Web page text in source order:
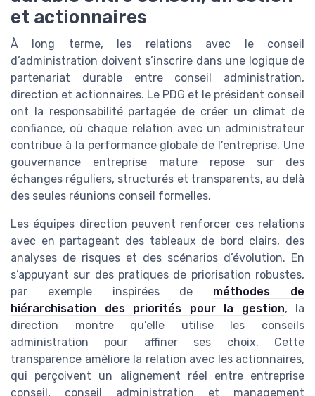
et actionnaires
À long terme, les relations avec le conseil
d’administration doivent s’inscrire dans une logique de
partenariat durable entre conseil administration,
direction et actionnaires. Le PDG et le président conseil
ont la responsabilité partagée de créer un climat de
confiance, où chaque relation avec un administrateur
contribue à la performance globale de l’entreprise. Une
gouvernance entreprise mature repose sur des
échanges réguliers, structurés et transparents, au delà
des seules réunions conseil formelles.
Les équipes direction peuvent renforcer ces relations
avec en partageant des tableaux de bord clairs, des
analyses de risques et des scénarios d’évolution. En
s’appuyant sur des pratiques de priorisation robustes,
par exemple inspirées de méthodes de
hiérarchisation des priorités pour la gestion, la
direction montre qu’elle utilise les conseils
administration pour affiner ses choix. Cette
transparence améliore la relation avec les actionnaires,
qui perçoivent un alignement réel entre entreprise
conseil, conseil administration et management